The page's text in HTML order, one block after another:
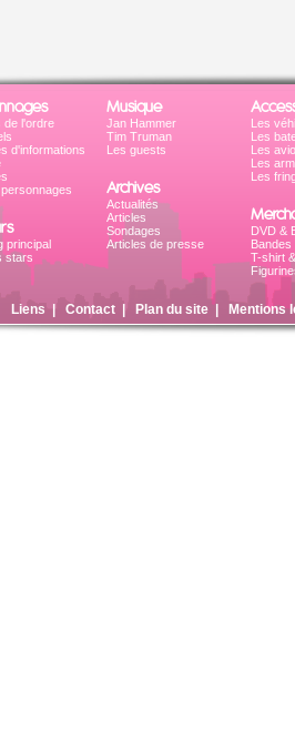
de l'ordre
d'informations
principal
stars
Musique
Jan Hammer
Tim Truman
Les guests
Archives
Actualités
Articles
Sondages
Articles de presse
Les
Les
Les
Les
Les
DVD &
Bandes
T-shirt
Liens Contact| Plan du site| Mentions